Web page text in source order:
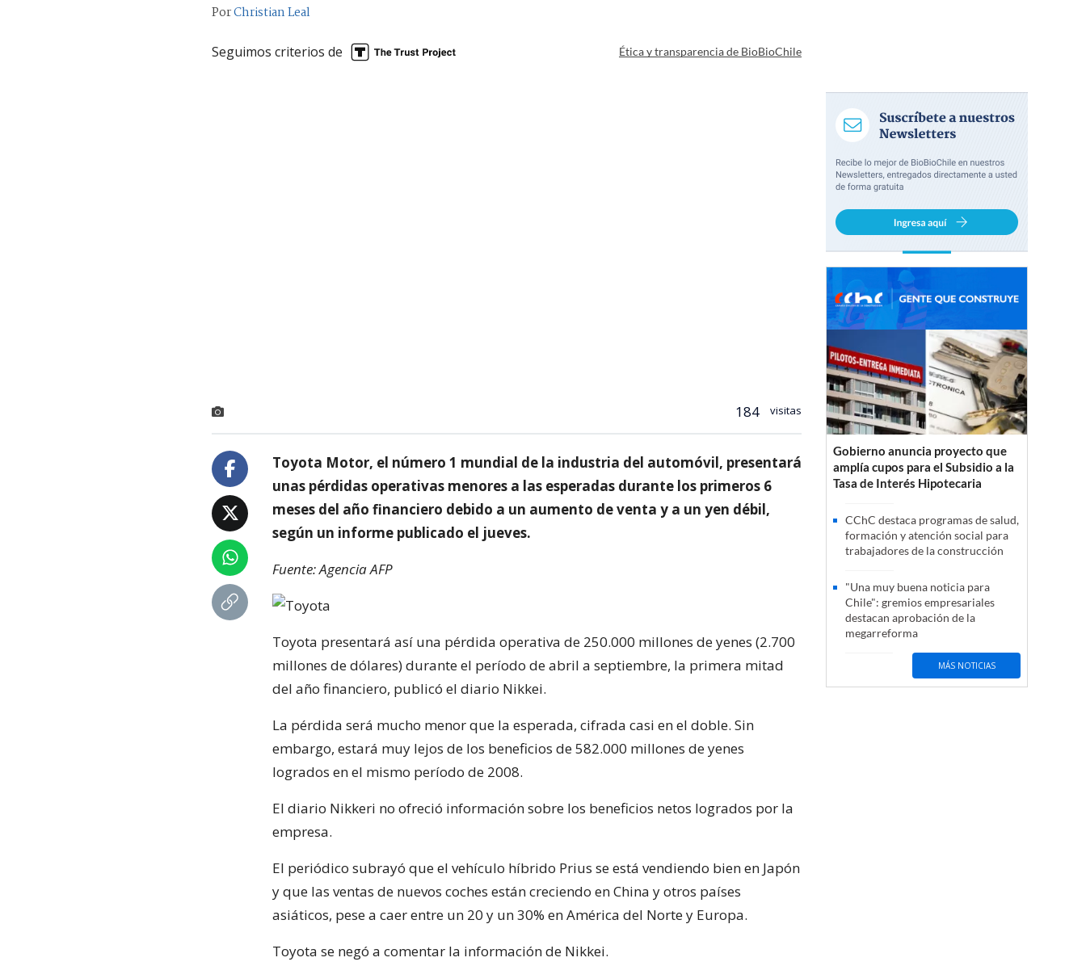
PorChristian Leal
Seguimos criterios de Ética y transparencia de BioBioChile
184 visitas
Toyota Motor, el número 1 mundial de la industria del automóvil, presentará
unas pérdidas operativas menores a las esperadas durante los primeros 6
meses del año financiero debido a un aumento de venta y a un yen débil,
según un informe publicado el jueves.
Fuente: Agencia AFP
Toyota presentará así una pérdida operativa de 250.000 millones de yenes (2.700
millones de dólares) durante el período de abril a septiembre, la primera mitad
del año financiero, publicó el diario Nikkei.
La pérdida será mucho menor que la esperada, cifrada casi en el doble. Sin
embargo, estará muy lejos de los beneficios de 582.000 millones de yenes
logrados en el mismo período de 2008.
El diario Nikkeri no ofreció información sobre los beneficios netos logrados por la
empresa.
El periódico subrayó que el vehículo híbrido Prius se está vendiendo bien en Japón
y que las ventas de nuevos coches están creciendo en China y otros países
asiáticos, pese a caer entre un 20 y un 30% en América del Norte y Europa.
Toyota se negó a comentar la información de Nikkei.
Gobierno anuncia proyecto que
amplía cupos para el Subsidio a la
Tasa de Interés Hipotecaria
CChC destaca programas de salud,
formación y atención social para
trabajadores de la construcción
"Una muy buena noticia para
Chile": gremios empresariales
destacan aprobación de la
megarreforma
MÁS NOTICIAS